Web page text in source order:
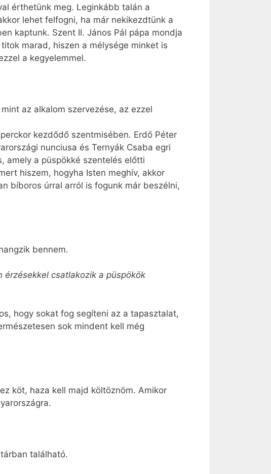
érthetünk meg. Leginkább talán a
lehet felfogni, ha már nekikezdtünk a
kaptunk. Szent II. János Pál pápa mondja
marad, hiszen a mélysége minket is
a kegyelemmel.
az alkalom szervezése, az ezzel
kezdődő szentmisében. Erdő Péter
nunciusa és Ternyák Csaba egri
amely a püspökké szentelés előtti
hiszem, hogyha Isten meghív, akkor
bíboros úrral arról is fogunk már beszélni,
bennem.
érzésekkel csatlakozik a püspökök
hogy sokat fog segíteni az a tapasztalat,
sok mindent kell még
köt, haza kell majd költöznöm. Amikor
található.